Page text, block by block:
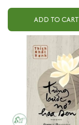
ADD TO CART